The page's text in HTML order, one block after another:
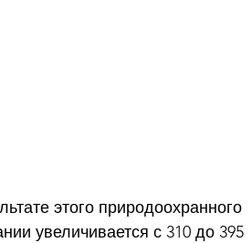
этого природоохранного
увеличивается с 310 до 395